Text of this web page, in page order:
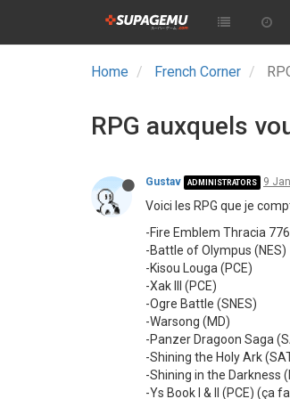
Home French Corner
RPG auxquels
Gustav ADMINISTRATORS 9
Voici les RPG que je
-Fire Emblem Thracia
-Battle of Olympus (NES)
-Kisou Louga (PCE)
-Xak III (PCE)
-Ogre Battle (SNES)
-Warsong (MD)
-Panzer Dragoon Saga
-Shining the Holy Ark
-Shining in the Darkness
-Ys Book I & II (PCE) (ça